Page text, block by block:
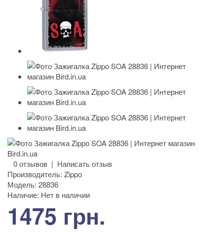
0 отзывов | Написать отзыв
Производитель: Zippo
Модель: 28836
Наличие: Нет в наличии
1475 грн.